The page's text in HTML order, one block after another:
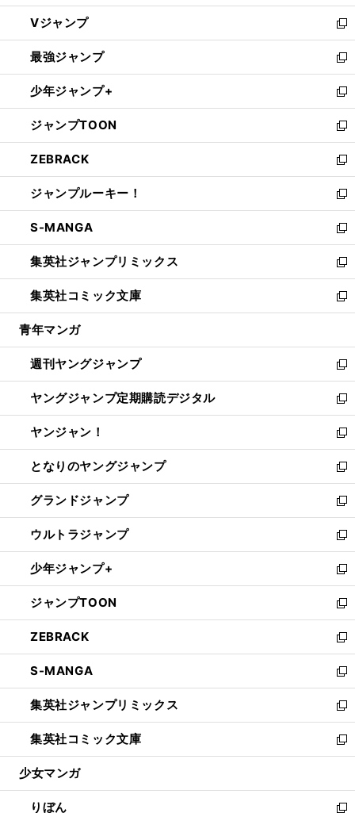
ウ
ィ
ン
ド
ウ
で
開
く
し
い
ウ
ィ
ン
ド
ウ
で
開
く
Vジャンプ
新
し
い
ウ
ィ
ン
ド
ウ
で
開
く
最強ジャンプ
新
し
い
ウ
ィ
ン
ド
ウ
で
開
く
少年ジャンプ+
新
し
い
ウ
ィ
ン
ド
ウ
で
開
く
ジャンプTOON
新
し
い
ウ
ィ
ン
ド
ウ
で
開
く
ZEBRACK
新
し
い
ウ
ィ
ン
ド
ウ
で
開
ジャンプルーキー！
新
し
い
ウ
ィ
ン
ド
ウ
開
く
S-MANGA
新
し
い
ウ
ィ
ン
ウ
で
開
く
集英社ジャンプリミックス
新
し
い
ウ
ン
ド
ウ
で
開
く
集英社コミック文庫
新
し
ウ
ィ
ン
ド
ウ
で
開
く
青年マンガ
週刊ヤングジャンプ
新
し
い
ウ
ィ
ン
ド
ウ
で
開
く
ヤングジャンプ定期購読デジタル
新
し
い
ウ
ィ
ン
ド
ウ
で
開
く
ヤンジャン！
新
し
い
ウ
ィ
ン
ド
ウ
で
開
く
となりのヤングジャンプ
新
し
い
ウ
ィ
ン
ド
ウ
で
開
く
グランドジャンプ
新
し
い
ウ
ィ
ン
ド
ウ
で
開
く
ウルトラジャンプ
新
し
い
ウ
ィ
ン
ド
ウ
で
開
く
少年ジャンプ+
新
し
い
ウ
ィ
ン
ド
ウ
で
開
く
ジャンプTOON
新
し
い
ウ
ィ
ン
ド
ウ
で
開
ZEBRACK
新
し
い
ウ
ィ
ン
ド
ウ
開
く
S-MANGA
新
し
い
ウ
ィ
ン
ウ
で
集英社ジャンプリミックス
新
し
い
ウ
ン
ド
集英社コミック文庫
新
し
ウ
ィ
少女マンガ
りぼん